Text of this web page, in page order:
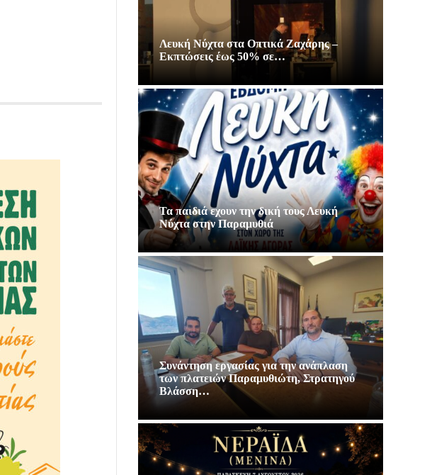
Λευκή Νύχτα στα Οπτικά Ζαχάρης –
Εκπτώσεις έως 50% σε…
Τα παιδιά εχουν την δική τους Λευκή
Νύχτα στην Παραμυθιά
Συνάντηση εργασίας για την ανάπλαση
των πλατειών Παραμυθιώτη, Στρατηγού
Βλάσση…